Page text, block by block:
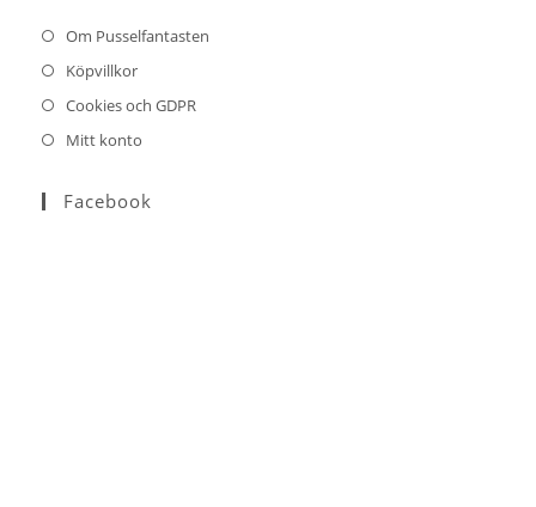
Om Pusselfantasten
Köpvillkor
Cookies och GDPR
Mitt konto
Facebook